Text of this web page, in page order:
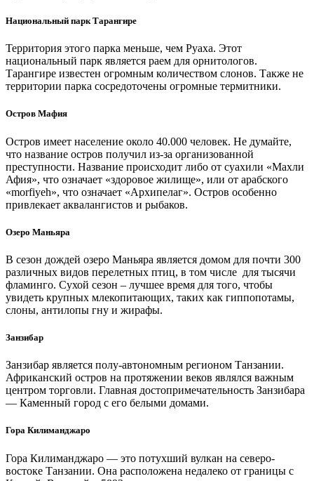
Национальный парк Тарангире
Территория этого парка меньше, чем Руаха. Этот
национальный парк является раем для орнитологов.
Тарангире известен огромным количеством слонов. Также не
территории парка сосредоточены огромные термитники.
Остров Мафия
Остров имеет население около 40.000 человек. Не думайте,
что название остров получил из-за организованной
преступности. Название происходит либо от суахили «Махли
Афия», что означает «здоровое жилище», или от арабского
«morfiyeh», что означает «Архипелаг». Остров особенно
привлекает аквалангистов и рыбаков.
Озеро Маньяра
В сезон дождей озеро Маньяра является домом для почти 300
различных видов перелетных птиц, в том числе для тысячи
фламинго. Сухой сезон – лучшее время для того, чтобы
увидеть крупных млекопитающих, таких как гиппопотамы,
слоны, антилопы гну и жирафы.
Занзибар
Занзибар является полу-автономным регионом Танзании.
Африканский остров на протяжении веков являлся важным
центром торговли. Главная достопримечательность Занзибара
— Каменный город с его белыми домами.
Гора Килиманджаро
Гора Килиманджаро — это потухший вулкан на северо-
востоке Танзании. Она расположена недалеко от границы с